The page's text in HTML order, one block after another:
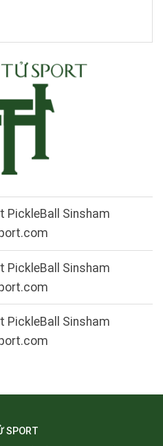
PickleBall Sinsham
PickleBall Sinsham
PickleBall Sinsham
SPORT